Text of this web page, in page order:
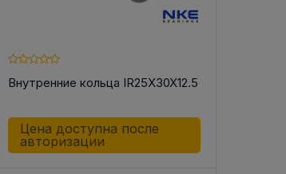
Внутренние кольца IR25X30X12.5
Цена доступна после
авторизации